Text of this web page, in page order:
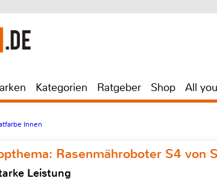
Kategorien Ratgeber Shop All
Innen
Rasenmähroboter S4 von
Leistung